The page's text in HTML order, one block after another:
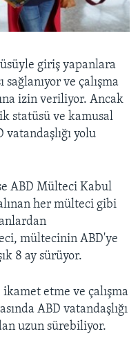
giriş yapanlara
sağlanıyor ve çalışma
izin veriliyor. Ancak
statüsü ve kamusal
vatandaşlığı yolu
ABD Mülteci Kabul
her mülteci gibi
mültecinin ABD'ye
8 ay sürüyor.
etme ve çalışma
ABD vatandaşlığı
uzun sürebiliyor.